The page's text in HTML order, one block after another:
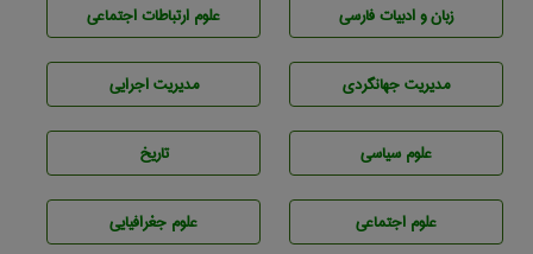
زبان و ادبيات فارسی علوم ارتباطات اجتماعی
مديريت جهانگردی مديريت اجرايی
علوم سياسی تاريخ
علوم اجتماعی علوم جغرافيايی